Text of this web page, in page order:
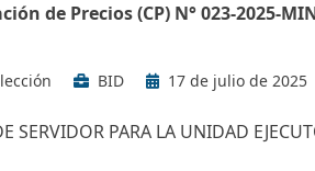
de Precios (CP) N° 023-2025-
BID 17 de julio de 2025
SERVIDOR PARA LA UNIDAD